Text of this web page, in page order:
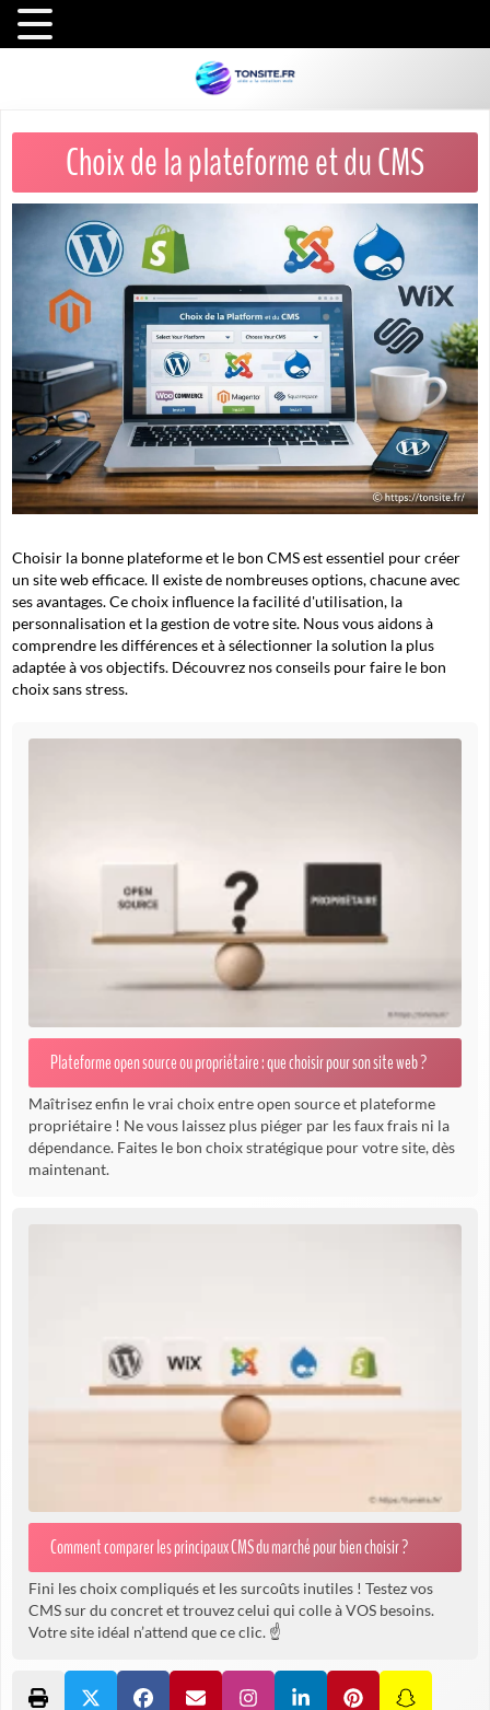
Choix de la plateforme et du CMS
Choisir la bonne plateforme et le bon CMS est essentiel pour créer
un site web efficace. Il existe de nombreuses options, chacune avec
ses avantages. Ce choix influence la facilité d'utilisation, la
personnalisation et la gestion de votre site. Nous vous aidons à
comprendre les différences et à sélectionner la solution la plus
adaptée à vos objectifs. Découvrez nos conseils pour faire le bon
choix sans stress.
Plateforme open source ou propriétaire : que choisir pour son site web ?
Maîtrisez enfin le vrai choix entre open source et plateforme
propriétaire ! Ne vous laissez plus piéger par les faux frais ni la
dépendance. Faites le bon choix stratégique pour votre site, dès
maintenant.
Comment comparer les principaux CMS du marché pour bien choisir ?
Fini les choix compliqués et les surcoûts inutiles ! Testez vos
CMS sur du concret et trouvez celui qui colle à VOS besoins.
Votre site idéal n’attend que ce clic. ☝️